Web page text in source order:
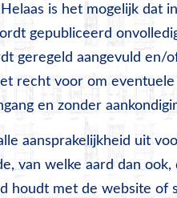
is het mogelijk dat
gepubliceerd
geregeld aangevuld en/
recht voor om
en zonder
aansprakelijkheid uit
van welke aard dan
houdt met de website of